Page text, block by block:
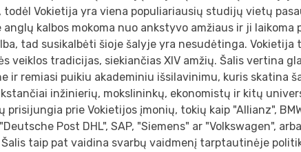
Vokietija yra viena populiariausių studijų vietų
anglų kalbos mokoma nuo ankstyvo amžiaus ir ji laikoma
tad susikalbėti šioje šalyje yra nesudėtinga.
veiklos tradicijas, siekiančias XIV amžių. Šalis vertina
ir remiasi puikiu akademiniu išsilavinimu, kuris skatina
inžinierių, mokslininkų, ekonomistų ir kitų
prisijungia prie Vokietijos įmonių, tokių kaip "Allianz",
Post DHL", SAP, "Siemens" ar "Volkswagen",
Šalis taip pat vaidina svarbų vaidmenį tarptautinėje